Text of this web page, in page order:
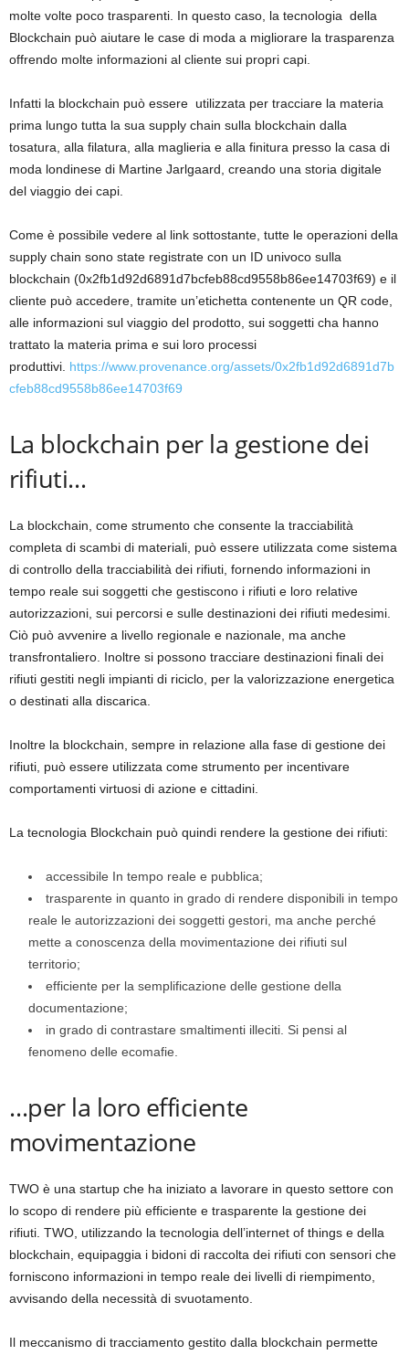
molte volte poco trasparenti. In questo caso, la tecnologia della
Blockchain può aiutare le case di moda a migliorare la trasparenza
offrendo molte informazioni al cliente sui propri capi.
Infatti la blockchain può essere utilizzata per tracciare la materia
prima lungo tutta la sua supply chain sulla blockchain dalla
tosatura, alla filatura, alla maglieria e alla finitura presso la casa di
moda londinese di Martine Jarlgaard, creando una storia digitale
del viaggio dei capi.
Come è possibile vedere al link sottostante, tutte le operazioni della
supply chain sono state registrate con un ID univoco sulla
blockchain (0x2fb1d92d6891d7bcfeb88cd9558b86ee14703f69) e il
cliente può accedere, tramite un’etichetta contenente un QR code,
alle informazioni sul viaggio del prodotto, sui soggetti cha hanno
trattato la materia prima e sui loro processi
produttivi. https://www.provenance.org/assets/0x2fb1d92d6891d7b
cfeb88cd9558b86ee14703f69
La blockchain per la gestione dei
rifiuti…
La blockchain, come strumento che consente la tracciabilità
completa di scambi di materiali, può essere utilizzata come sistema
di controllo della tracciabilità dei rifiuti, fornendo informazioni in
tempo reale sui soggetti che gestiscono i rifiuti e loro relative
autorizzazioni, sui percorsi e sulle destinazioni dei rifiuti medesimi.
Ciò può avvenire a livello regionale e nazionale, ma anche
transfrontaliero. Inoltre si possono tracciare destinazioni finali dei
rifiuti gestiti negli impianti di riciclo, per la valorizzazione energetica
o destinati alla discarica.
Inoltre la blockchain, sempre in relazione alla fase di gestione dei
rifiuti, può essere utilizzata come strumento per incentivare
comportamenti virtuosi di azione e cittadini.
La tecnologia Blockchain può quindi rendere la gestione dei rifiuti:
accessibile In tempo reale e pubblica;
trasparente in quanto in grado di rendere disponibili in tempo
reale le autorizzazioni dei soggetti gestori, ma anche perché
mette a conoscenza della movimentazione dei rifiuti sul
territorio;
efficiente per la semplificazione delle gestione della
documentazione;
in grado di contrastare smaltimenti illeciti. Si pensi al
fenomeno delle ecomafie.
…per la loro efficiente
movimentazione
TWO è una startup che ha iniziato a lavorare in questo settore con
lo scopo di rendere più efficiente e trasparente la gestione dei
rifiuti. TWO, utilizzando la tecnologia dell’internet of things e della
blockchain, equipaggia i bidoni di raccolta dei rifiuti con sensori che
forniscono informazioni in tempo reale dei livelli di riempimento,
avvisando della necessità di svuotamento.
Il meccanismo di tracciamento gestito dalla blockchain permette